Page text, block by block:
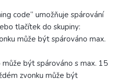
code“ umožňuje spárování
tlačítek do skupiny:
může být spárováno max.
být spárováno s max. 15
zvonku může být